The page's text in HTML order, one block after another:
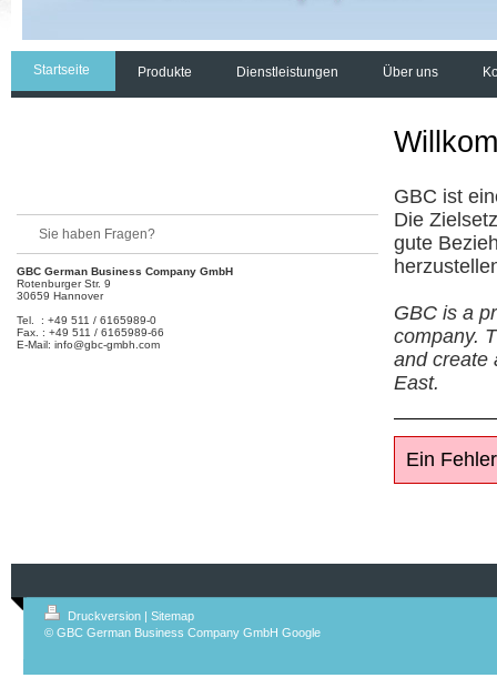
Startseite Produkte Dienstleistungen Über uns
Sie haben Fragen?
GBC German Business Company GmbH
Rotenburger Str. 9
30659 Hannover
Tel. : +49 511 / 6165989-0
Fax. : +49 511 / 6165989-66
E-Mail: info@gbc-gmbh.com
GBC ist
Die
gute
GBC is a
company.
and create
East.
Ein
Druckversion | Sitemap
© GBC German Business Company GmbH Google